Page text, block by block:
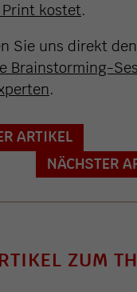
kostet.
Sie uns direkt
Brainstorming-
.
ARTIKEL
NÄCHSTER
ZUM